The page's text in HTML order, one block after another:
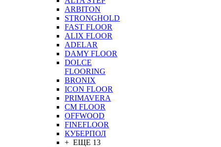
ARBITON
STRONGHOLD
FAST FLOOR
ALIX FLOOR
ADELAR
DAMY FLOOR
DOLCE
FLOORING
BRONIX
ICON FLOOR
PRIMAVERA
CM FLOOR
OFFWOOD
FINEFLOOR
КУБЕРПОЛ
+ ЕЩЕ 13